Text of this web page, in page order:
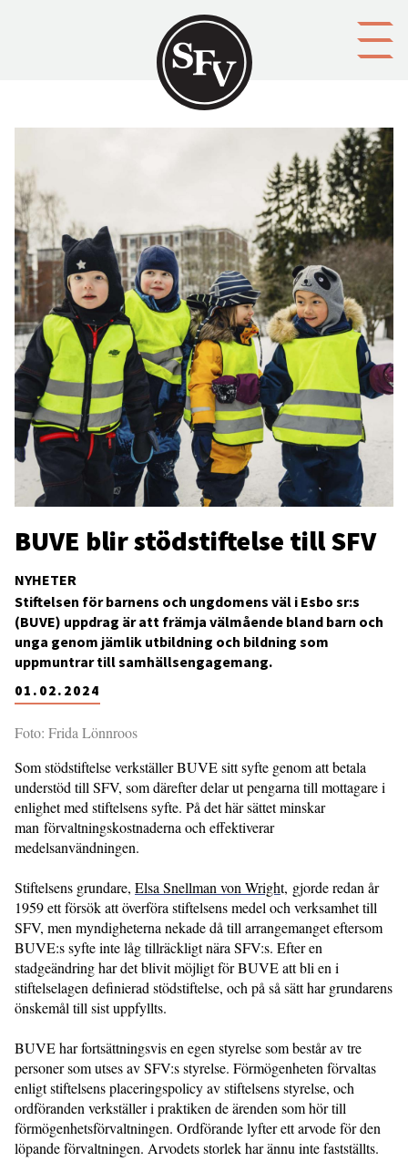
NYHETER
BUVE blir stödstiftelse till SFV
01.02.2024
Stiftelsen för barnens och ungdomens väl i Esbo sr:s
(BUVE) uppdrag är att främja välmående bland barn och
unga genom jämlik utbildning och bildning som
uppmuntrar till samhällsengagemang.
Foto: Frida Lönnroos
Som stödstiftelse verkställer BUVE sitt syfte genom att betala
understöd till SFV, som därefter delar ut pengarna till mottagare i
enlighet med stiftelsens syfte. På det här sättet minskar
man förvaltningskostnaderna och effektiverar
medelsanvändningen.
Stiftelsens grundare, Elsa Snellman von Wright, gjorde redan år
1959 ett försök att överföra stiftelsens medel och verksamhet till
SFV, men myndigheterna nekade då till arrangemanget eftersom
BUVE:s syfte inte låg tillräckligt nära SFV:s. Efter en
stadgeändring har det blivit möjligt för BUVE att bli en i
stiftelselagen definierad stödstiftelse, och på så sätt har grundarens
önskemål till sist uppfyllts.
BUVE har fortsättningsvis en egen styrelse som består av tre
personer som utses av SFV:s styrelse. Förmögenheten förvaltas
enligt stiftelsens placeringspolicy av stiftelsens styrelse, och
ordföranden verkställer i praktiken de ärenden som hör till
förmögenhetsförvaltningen. Ordförande lyfter ett arvode för den
löpande förvaltningen. Arvodets storlek har ännu inte fastställts.